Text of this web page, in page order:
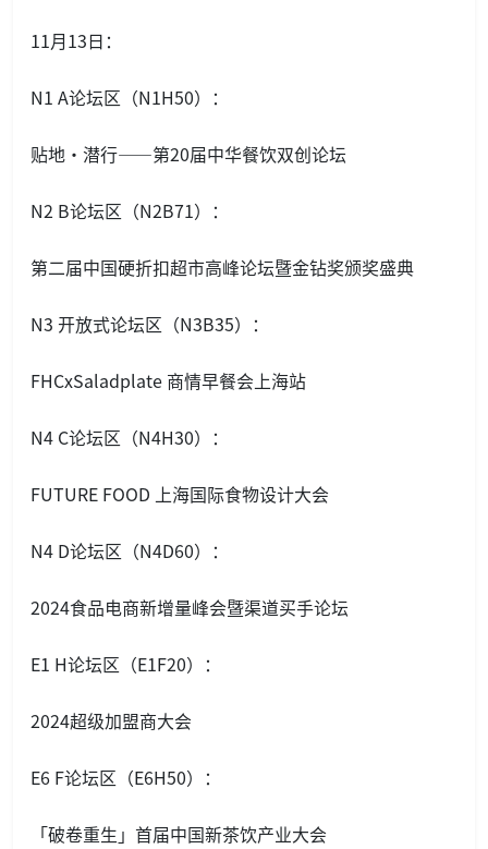
11月13日：
N1 A论坛区（N1H50）：
贴地·潜行——第20届中华餐饮双创论坛
N2 B论坛区（N2B71）：
第二届中国硬折扣超市高峰论坛暨金钻奖颁奖盛典
N3 开放式论坛区（N3B35）：
FHCxSaladplate 商情早餐会上海站
N4 C论坛区（N4H30）：
FUTURE FOOD 上海国际食物设计大会
N4 D论坛区（N4D60）：
2024食品电商新增量峰会暨渠道买手论坛
E1 H论坛区（E1F20）：
2024超级加盟商大会
E6 F论坛区（E6H50）：
「破卷重生」首届中国新茶饮产业大会